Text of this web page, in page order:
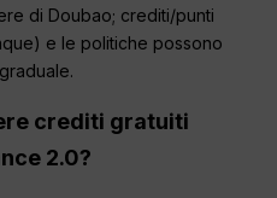
di Doubao; crediti/punti
e le politiche possono
crediti gratuiti
2.0?